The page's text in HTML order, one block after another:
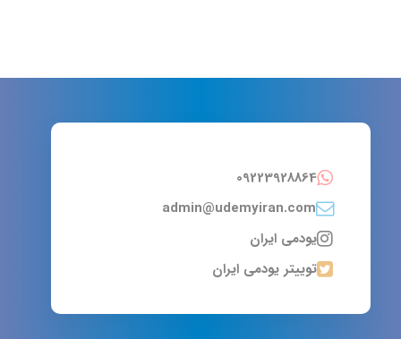
09223928864
admin@udemyiran.com
یودمی ایران
توییتر یودمی ایران